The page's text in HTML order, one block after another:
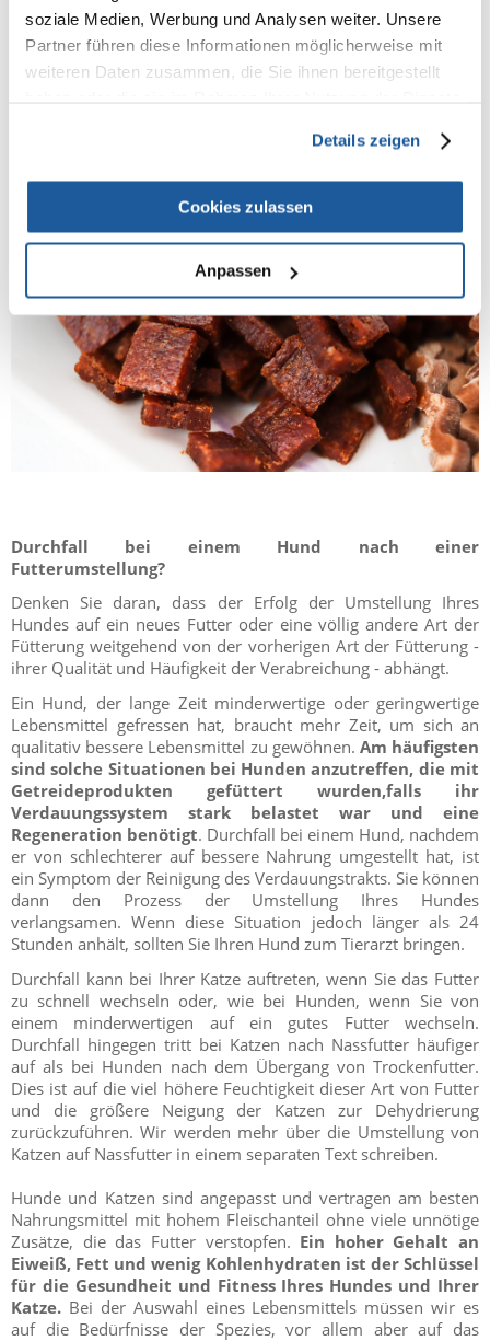
soziale Medien, Werbung und Analysen weiter. Unsere
Partner führen diese Informationen möglicherweise mit
weiteren Daten zusammen, die Sie ihnen bereitgestellt
Details zeigen
Cookies zulassen
Anpassen
Apathie
Abneigung gegen das Spielen oder Spazierengehen
Kontakt vermeiden
Durchfall bei einem Hund nach einer
Futterumstellung?
Denken Sie daran, dass der Erfolg der Umstellung Ihres
Hundes auf ein neues Futter oder eine völlig andere Art der
Fütterung weitgehend von der vorherigen Art der Fütterung -
ihrer Qualität und Häufigkeit der Verabreichung - abhängt.
Ein Hund, der lange Zeit minderwertige oder geringwertige
Lebensmittel gefressen hat, braucht mehr Zeit, um sich an
qualitativ bessere Lebensmittel zu gewöhnen. Am häufigsten
sind solche Situationen bei Hunden anzutreffen, die mit
Getreideprodukten gefüttert wurden,falls ihr
Verdauungssystem stark belastet war und eine
Regeneration benötigt. Durchfall bei einem Hund, nachdem
er von schlechterer auf bessere Nahrung umgestellt hat, ist
ein Symptom der Reinigung des Verdauungstrakts. Sie können
dann den Prozess der Umstellung Ihres Hundes
verlangsamen. Wenn diese Situation jedoch länger als 24
Stunden anhält, sollten Sie Ihren Hund zum Tierarzt bringen.
Durchfall kann bei Ihrer Katze auftreten, wenn Sie das Futter
zu schnell wechseln oder, wie bei Hunden, wenn Sie von
einem minderwertigen auf ein gutes Futter wechseln.
Durchfall hingegen tritt bei Katzen nach Nassfutter häufiger
auf als bei Hunden nach dem Übergang von Trockenfutter.
Dies ist auf die viel höhere Feuchtigkeit dieser Art von Futter
und die größere Neigung der Katzen zur Dehydrierung
zurückzuführen. Wir werden mehr über die Umstellung von
Katzen auf Nassfutter in einem separaten Text schreiben.
Hunde und Katzen sind angepasst und vertragen am besten
Nahrungsmittel mit hohem Fleischanteil ohne viele unnötige
Zusätze, die das Futter verstopfen. Ein hoher Gehalt an
Eiweiß, Fett und wenig Kohlenhydraten ist der Schlüssel
für die Gesundheit und Fitness Ihres Hundes und Ihrer
Katze. Bei der Auswahl eines Lebensmittels müssen wir es
auf die Bedürfnisse der Spezies, vor allem aber auf das